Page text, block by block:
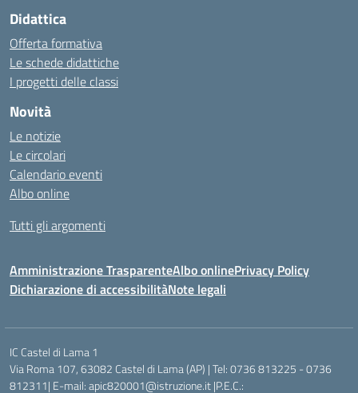
Didattica
Offerta formativa
Le schede didattiche
I progetti delle classi
Novità
Le notizie
Le circolari
Calendario eventi
Albo online
Tutti gli argomenti
Amministrazione TrasparenteAlbo onlinePrivacy Policy
Dichiarazione di accessibilitàNote legali
IC Castel di Lama 1
Via Roma 107, 63082 Castel di Lama (AP) | Tel: 0736 813225 - 0736
812311| E-mail: apic820001@istruzione.it |P.E.C.: